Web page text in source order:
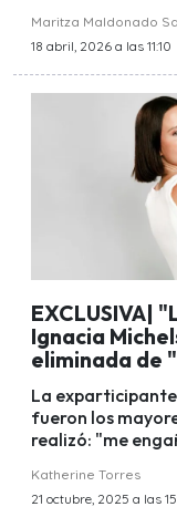
Maritza Maldonado
18 abril, 2026 a las 11:10
EXCLUSIVA|
Ignacia
eliminada de
La
fueron los
realizó: "me
Katherine Torres
21 octubre, 2025 a las